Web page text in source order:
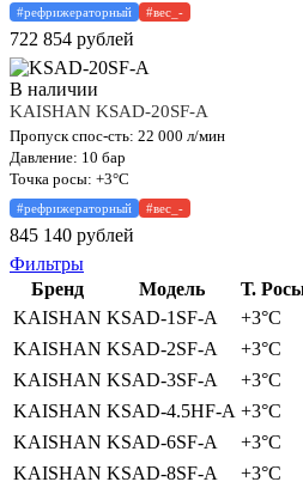
#рефрижераторный #вес_-
722 854 рублей
В наличии
KAISHAN KSAD-20SF-A
Пропуск спос-сть: 22 000 л/мин
Давление: 10 бар
Точка росы: +3°C
#рефрижераторный #вес_-
845 140 рублей
Фильтры
Бренд
Модель Т.
KAISHAN KSAD-1SF-A +3°C
KAISHAN KSAD-2SF-A +3°C
KAISHAN KSAD-3SF-A +3°C
KAISHAN KSAD-4.5HF-A +3°C
KAISHAN KSAD-6SF-A +3°C
KAISHAN KSAD-8SF-A +3°C